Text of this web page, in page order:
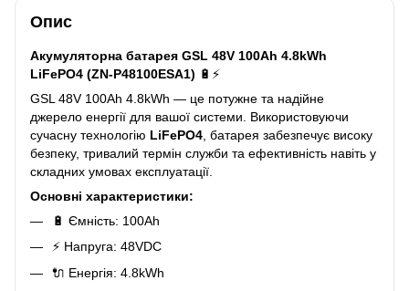
Опис
Акумуляторна батарея GSL 48V 100Ah 4.8kWh
LiFePO4 (ZN-P48100ESA1) 🔋⚡
GSL 48V 100Ah 4.8kWh — це потужне та надійне
джерело енергії для вашої системи. Використовуючи
сучасну технологію LiFePO4 , батарея забезпечує високу
безпеку, тривалий термін служби та ефективність навіть у
складних умовах експлуатації.
Основні характеристики:
🔋 Ємність: 100Ah
⚡ Напруга: 48VDC
🔌 Енергія: 4.8kWh